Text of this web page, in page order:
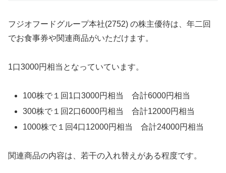
フジオフードグループ本社(2752) の株主優待は、年二回
でお食事券や関連商品がいただけます。
1口3000円相当となっていています。
100株で１回1口3000円相当 合計6000円相当
300株で１回2口6000円相当 合計12000円相当
1000株で１回4口12000円相当 合計24000円相当
関連商品の内容は、若干の入れ替えがある程度です。